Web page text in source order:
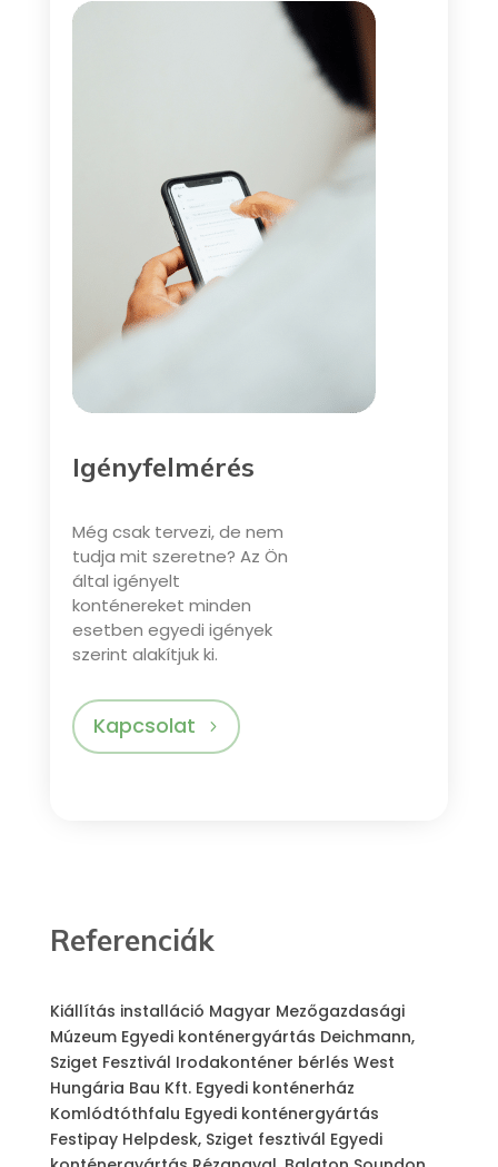
Igényfelmérés
Még csak tervezi, de nem
tudja mit szeretne? Az Ön
által igényelt
konténereket minden
esetben egyedi igények
szerint alakítjuk ki.
Kapcsolat
Referenciák
Kiállítás installáció Magyar Mezőgazdasági
Múzeum Egyedi konténergyártás Deichmann,
Sziget Fesztivál Irodakonténer bérlés West
Hungária Bau Kft. Egyedi konténerház
Komlódtóthfalu Egyedi konténergyártás
Festipay Helpdesk, Sziget fesztivál Egyedi